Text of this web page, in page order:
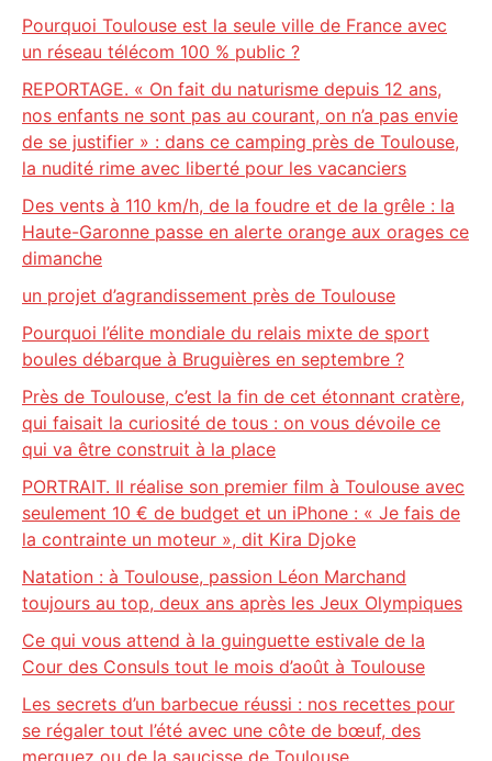
Pourquoi Toulouse est la seule ville de France avec
un réseau télécom 100 % public ?
REPORTAGE. « On fait du naturisme depuis 12 ans,
nos enfants ne sont pas au courant, on n’a pas envie
de se justifier » : dans ce camping près de Toulouse,
la nudité rime avec liberté pour les vacanciers
Des vents à 110 km/h, de la foudre et de la grêle : la
Haute-Garonne passe en alerte orange aux orages ce
dimanche
un projet d’agrandissement près de Toulouse
Pourquoi l’élite mondiale du relais mixte de sport
boules débarque à Bruguières en septembre ?
Près de Toulouse, c’est la fin de cet étonnant cratère,
qui faisait la curiosité de tous : on vous dévoile ce
qui va être construit à la place
PORTRAIT. Il réalise son premier film à Toulouse avec
seulement 10 € de budget et un iPhone : « Je fais de
la contrainte un moteur », dit Kira Djoke
Natation : à Toulouse, passion Léon Marchand
toujours au top, deux ans après les Jeux Olympiques
Ce qui vous attend à la guinguette estivale de la
Cour des Consuls tout le mois d’août à Toulouse
Les secrets d’un barbecue réussi : nos recettes pour
se régaler tout l’été avec une côte de bœuf, des
merguez ou de la saucisse de Toulouse